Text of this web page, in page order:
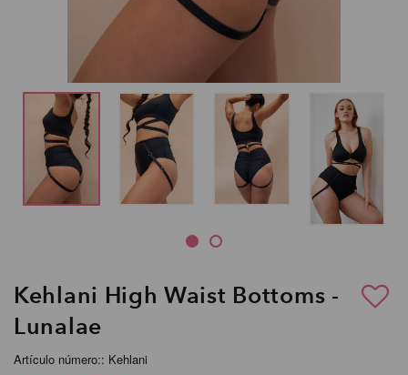
Kehlani High Waist Bottoms -
Lunalae
Artículo número:: Kehlani